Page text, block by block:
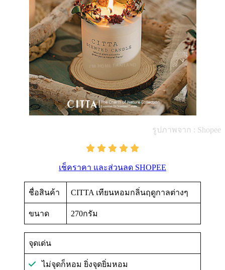
รูปภาพจาก : Shopee
เช็คราคา และส่วนลด SHOPEE
ชื่อสินค้า CITTA เทียนหอมกลิ่นฤดูกาลต่างๆ
ขนาด 270กรัม
จุดเด่น
ไม่จุดก็หอม ยิ่งจุดยิ่มหอม